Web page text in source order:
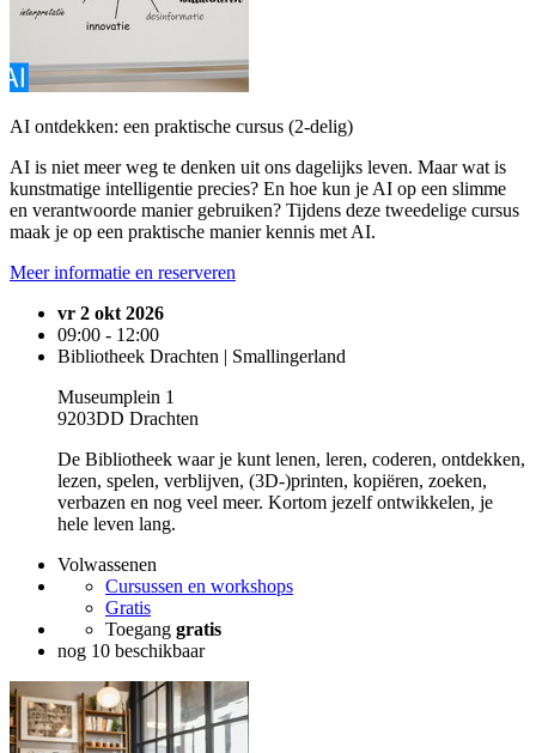
AI ontdekken: een praktische cursus (2-delig)
AI is niet meer weg te denken uit ons dagelijks leven. Maar wat is
kunstmatige intelligentie precies? En hoe kun je AI op een slimme
en verantwoorde manier gebruiken? Tijdens deze tweedelige cursus
maak je op een praktische manier kennis met AI.
Meer informatie en reserveren
vr 2 okt 2026
09:00 - 12:00
Bibliotheek Drachten | Smallingerland
Museumplein 1
9203DD Drachten
De Bibliotheek waar je kunt lenen, leren, coderen, ontdekken,
lezen, spelen, verblijven, (3D-)printen, kopiëren, zoeken,
verbazen en nog veel meer. Kortom jezelf ontwikkelen, je
hele leven lang.
Volwassenen
Cursussen en workshops
Gratis
Toegang gratis
nog 10 beschikbaar